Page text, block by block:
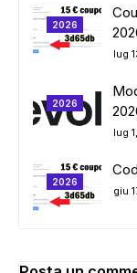
2026
lug
2026
lug
2026
giu